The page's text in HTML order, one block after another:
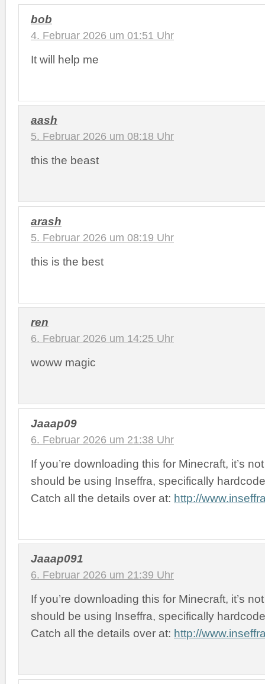
bob
4. Februar 2026 um 01:51 Uhr
It will help me
aash
5. Februar 2026 um 08:18 Uhr
this the beast
arash
5. Februar 2026 um 08:19 Uhr
this is the best
ren
6. Februar 2026 um 14:25 Uhr
woww magic
Jaaap09
6. Februar 2026 um 21:38 Uhr
If you’re downloading this for Minecraft, it’s
should be using Inseffra, specifically
Catch all the details over at: http://
Jaaap091
6. Februar 2026 um 21:39 Uhr
If you’re downloading this for Minecraft, it’s
should be using Inseffra, specifically
Catch all the details over at: http://